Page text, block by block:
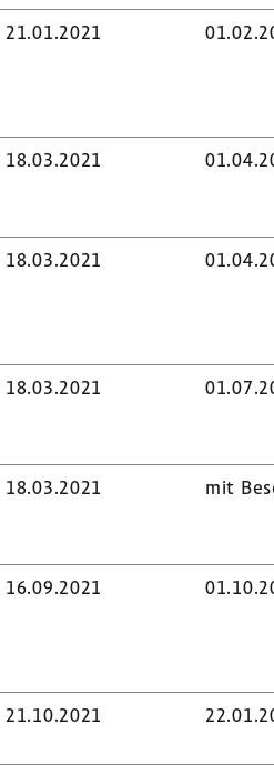
21.01.2021
18.03.2021
18.03.2021
18.03.2021
18.03.2021 mit
16.09.2021
21.10.2021